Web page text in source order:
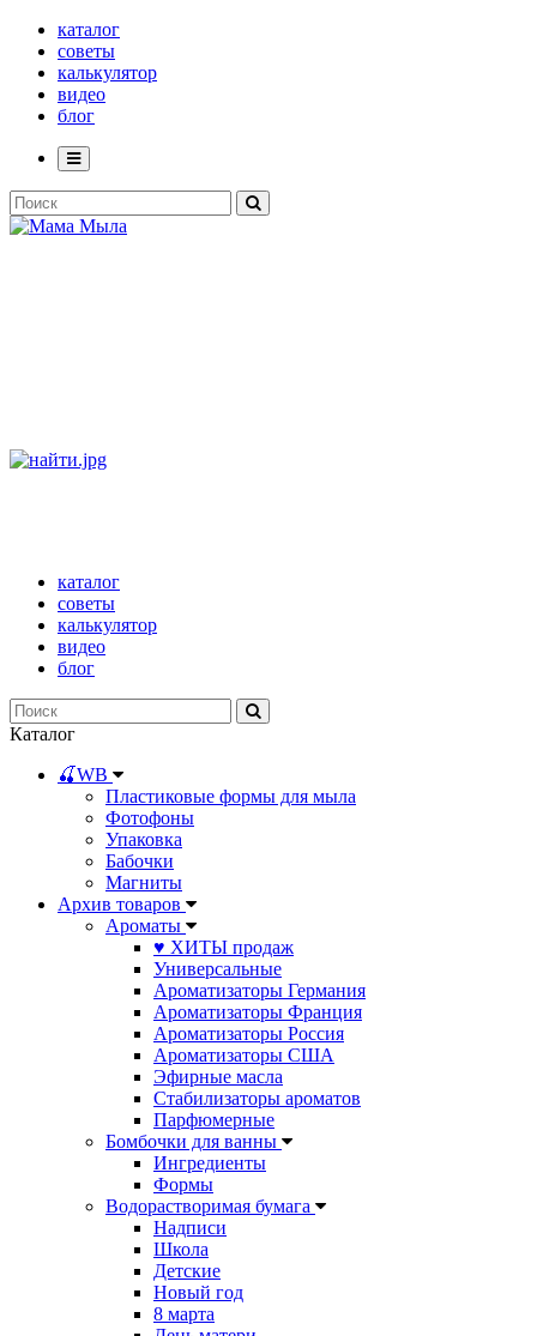
каталог
советы
калькулятор
видео
блог
каталог
советы
калькулятор
видео
блог
Каталог
🍒WB
Пластиковые формы для мыла
Фотофоны
Упаковка
Бабочки
Магниты
Архив товаров
Ароматы
♥ ХИТЫ продаж
Универсальные
Ароматизаторы Германия
Ароматизаторы Франция
Ароматизаторы Россия
Ароматизаторы США
Эфирные масла
Стабилизаторы ароматов
Парфюмерные
Бомбочки для ванны
Ингредиенты
Формы
Водорастворимая бумага
Надписи
Школа
Детские
Новый год
8 марта